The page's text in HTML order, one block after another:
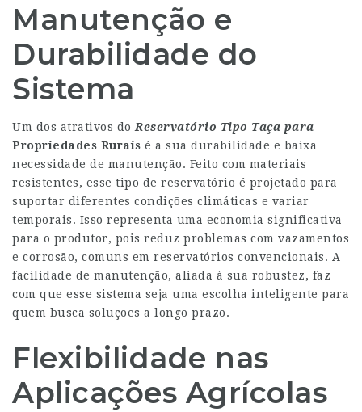
Manutenção e
Durabilidade do
Sistema
Um dos atrativos do Reservatório Tipo Taça para
Propriedades Rurais é a sua durabilidade e baixa
necessidade de manutenção. Feito com materiais
resistentes, esse tipo de reservatório é projetado para
suportar diferentes condições climáticas e variar
temporais. Isso representa uma economia significativa
para o produtor, pois reduz problemas com vazamentos
e corrosão, comuns em reservatórios convencionais. A
facilidade de manutenção, aliada à sua robustez, faz
com que esse sistema seja uma escolha inteligente para
quem busca soluções a longo prazo.
Flexibilidade nas
Aplicações Agrícolas